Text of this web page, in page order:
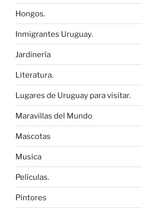
Hongos.
Inmigrantes Uruguay.
Jardinería
Literatura.
Lugares de Uruguay para visitar.
Maravillas del Mundo
Mascotas
Musica
Películas.
Pintores